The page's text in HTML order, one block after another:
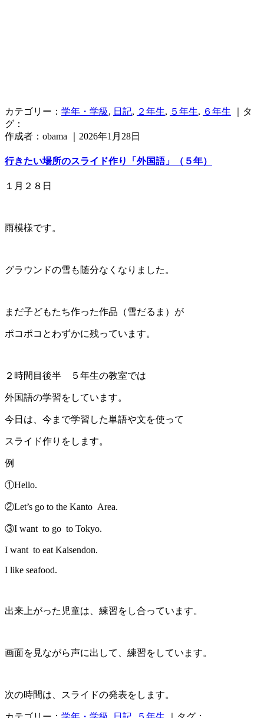
カテゴリー： 学年・学級, 日記, ２年生, ５年生, ６年生 ｜タ
グ：
作成者：obama ｜2026年1月28日
行きたい場所のスライド作り「外国語」（５年）
１月２８日
雨模様です。
グラウンドの雪も随分なくなりました。
まだ子どもたち作った作品（雪だるま）が
ポコポコとわずかに残っています。
２時間目後半 ５年生の教室では
外国語の学習をしています。
今日は、今まで学習した単語や文を使って
スライド作りをします。
例
①Hello.
②Let’s go to the Kanto Area.
③I want to go to Tokyo.
I want to eat Kaisendon.
I like seafood.
出来上がった児童は、練習をし合っています。
画面を見ながら声に出して、練習をしています。
次の時間は、スライドの発表をします。